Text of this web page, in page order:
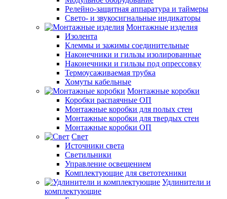
Релейно-защитная аппаратура и таймеры
Свето- и звукосигнальные индикаторы
Монтажные изделия
Изолента
Клеммы и зажимы соединительные
Наконечники и гильзы изолированные
Наконечники и гильзы под опрессовку
Термоусаживаемая трубка
Хомуты кабельные
Монтажные коробки
Коробки распаячные ОП
Монтажные коробки для полых стен
Монтажные коробки для твердых стен
Монтажные коробки ОП
Свет
Источники света
Светильники
Управление освещением
Комплектующие для светотехники
Удлинители и
комплектующие